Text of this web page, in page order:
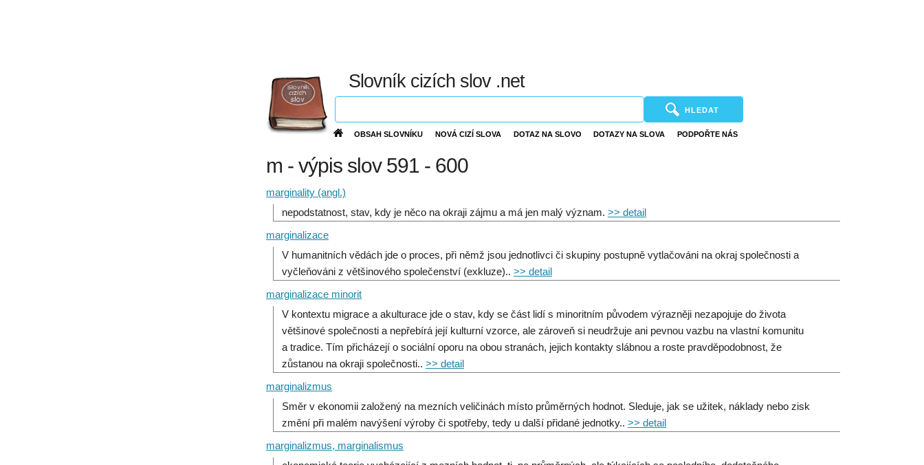
Slovník cizích slov .net
HLEDAT
OBSAH SLOVNÍKU NOVÁ CIZÍ SLOVA DOTAZ NA SLOVO DOTAZY NA SLOVA PODPOŘTE NÁS
m - výpis slov 591 - 600
marginality (angl.)
nepodstatnost, stav, kdy je něco na okraji zájmu a má jen malý význam. >> detail
marginalizace
V humanitních vědách jde o proces, při němž jsou jednotlivci či skupiny postupně vytlačováni na okraj společnosti a
vyčleňováni z většinového společenství (exkluze).. >> detail
marginalizace minorit
V kontextu migrace a akulturace jde o stav, kdy se část lidí s minoritním původem výrazněji nezapojuje do života
většinové společnosti a nepřebírá její kulturní vzorce, ale zároveň si neudržuje ani pevnou vazbu na vlastní komunitu
a tradice. Tím přicházejí o sociální oporu na obou stranách, jejich kontakty slábnou a roste pravděpodobnost, že
zůstanou na okraji společnosti.. >> detail
marginalizmus
Směr v ekonomii založený na mezních veličinách místo průměrných hodnot. Sleduje, jak se užitek, náklady nebo zisk
změní při malém navýšení výroby či spotřeby, tedy u další přidané jednotky.. >> detail
marginalizmus, marginalismus